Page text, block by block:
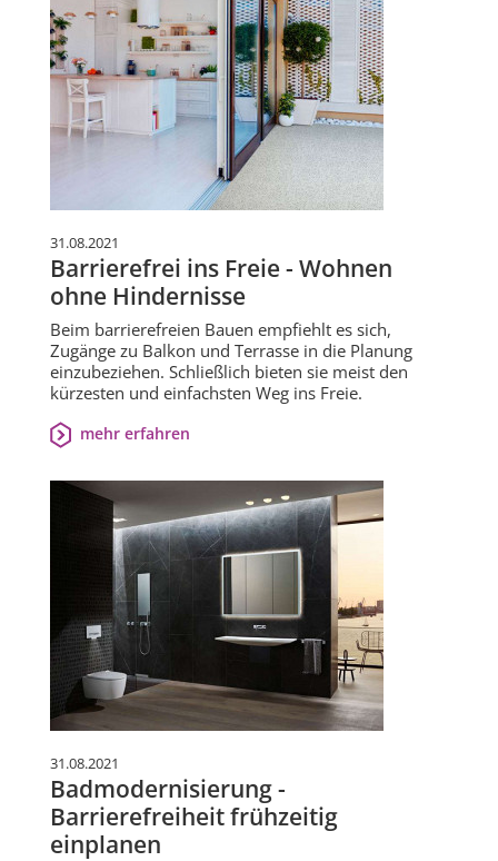
31.08.2021
Barrierefrei ins Freie - Wohnen
ohne Hindernisse
Beim barrierefreien Bauen empfiehlt es sich,
Zugänge zu Balkon und Terrasse in die Planung
einzubeziehen. Schließlich bieten sie meist den
kürzesten und einfachsten Weg ins Freie.
mehr erfahren
31.08.2021
Badmodernisierung -
Barrierefreiheit frühzeitig
einplanen